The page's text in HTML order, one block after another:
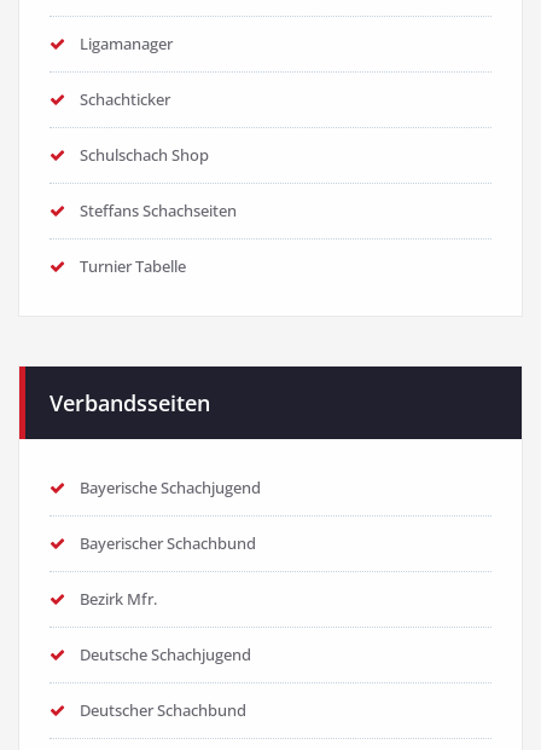
Ligamanager
Schachticker
Schulschach Shop
Steffans Schachseiten
Turnier Tabelle
Verbandsseiten
Bayerische Schachjugend
Bayerischer Schachbund
Bezirk Mfr.
Deutsche Schachjugend
Deutscher Schachbund